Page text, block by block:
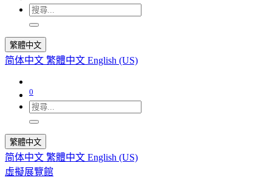
繁體中文
简体中文 繁體中文 English (US)
0
繁體中文
简体中文 繁體中文 English (US)
虛擬展覽館